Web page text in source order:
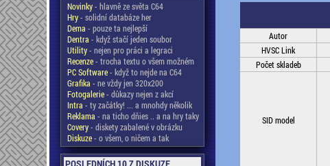
Novinky- hlavně ze světa C64
Hry- solidní databáze her
Dema - pouze ta nejlepší
Dentra - když stačí jeden soubor
Utility- nejen pro práci a legraci
Recenze- trocha textu o všem možném
PC Software- když to nejde na C64
Grafika - ne vždy jen 320x200
Fotogalerie- důkazy nejen z akcí
Intra - ty začátky! ... a mnohdy několik
Reklama - na ticho dňies .. a na hry taky
Covery- diskety zabalené v obrázku
Diskuze- o všem, o ničem a tak
Autor
HVSC Link
Počet skladeb
SID model